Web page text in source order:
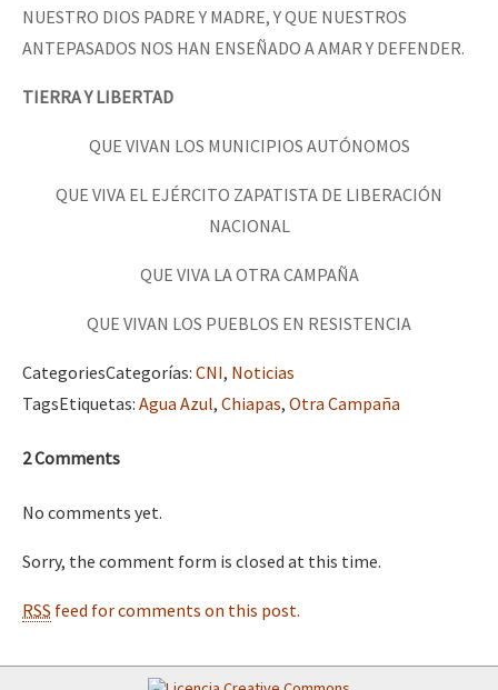
NUESTRO DIOS PADRE Y MADRE, Y QUE NUESTROS
ANTEPASADOS NOS HAN ENSEÑADO A AMAR Y DEFENDER.
TIERRA Y LIBERTAD
QUE VIVAN LOS MUNICIPIOS AUTÓNOMOS
QUE VIVA EL EJÉRCITO ZAPATISTA DE LIBERACIÓN
NACIONAL
QUE VIVA LA OTRA CAMPAÑA
QUE VIVAN LOS PUEBLOS EN RESISTENCIA
CategoriesCategorías: CNI, Noticias
TagsEtiquetas: Agua Azul, Chiapas, Otra Campaña
2 Comments
No comments yet.
Sorry, the comment form is closed at this time.
RSS feed for comments on this post.